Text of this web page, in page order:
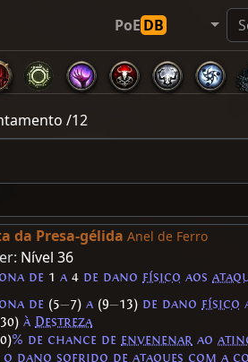
PoEDB
/12
da Presa-gélida Anel de Ferro
Nível 36
de 1 a 4 de dano físico aos
de (5—7) a (9—13) de dano físico
30) à Destreza
% de chance de envenenar ao
o dano sofrido de ataques com a